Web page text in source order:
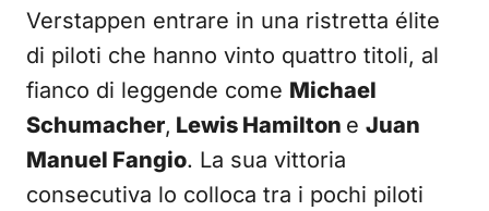
Verstappen entrare in una ristretta élite
di piloti che hanno vinto quattro titoli, al
fianco di leggende come Michael
Schumacher, Lewis Hamilton e Juan
Manuel Fangio. La sua vittoria
consecutiva lo colloca tra i pochi piloti